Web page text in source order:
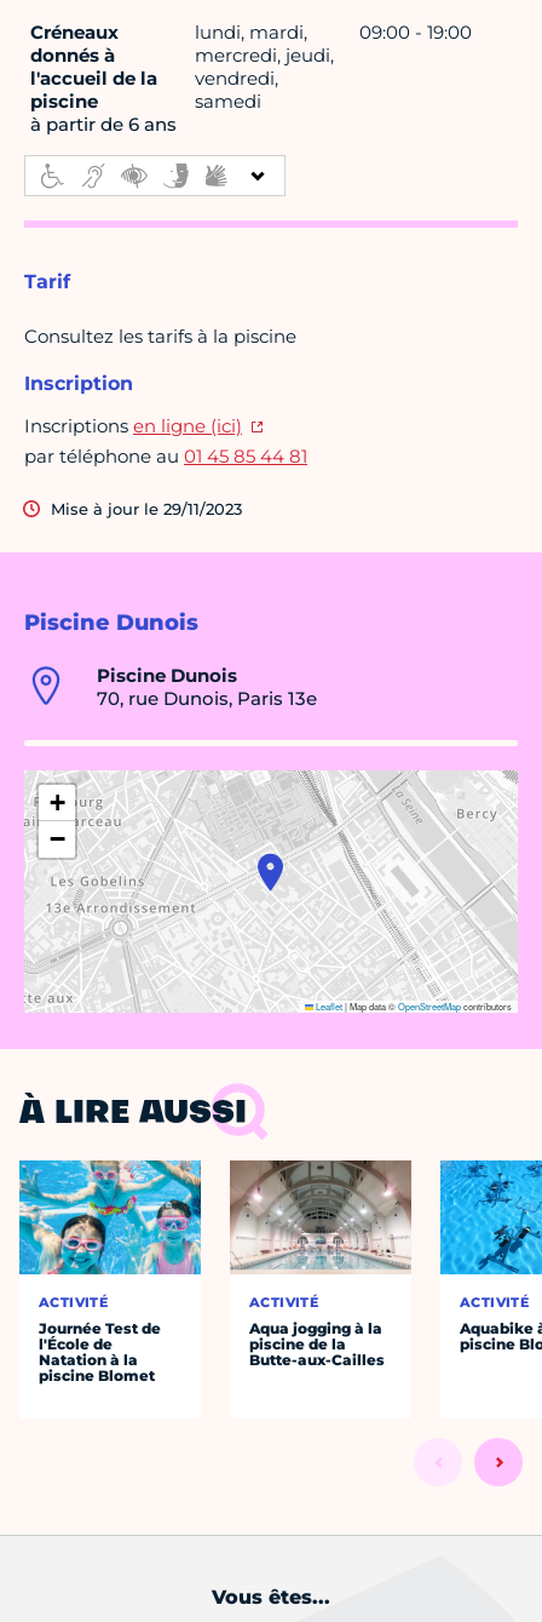
Piscine Dunois
Piscine Dunois
70, rue Dunois, Paris 13e
+
−
Leaflet|Map data ©OpenStreetMapcontributors
Créneaux
donnés à
l'accueil de la
piscine
à partir de 6 ans
lundi, mardi,
mercredi, jeudi,
vendredi,
samedi
09:00 - 19:00
Tarif
Consultez les tarifs à la piscine
Inscription
Inscriptions en ligne (ici)
par téléphone au 01 45 85 44 81
Mise à jour le 29/11/2023
À LIRE AUSSI
ACTIVITÉ
Journée Test de
l'École de
Natation à la
piscine Blomet
ACTIVITÉ
Aqua jogging à la
piscine de la
Butte-aux-Cailles
ACTIVITÉ
Aquabike
piscine
Vous êtes...